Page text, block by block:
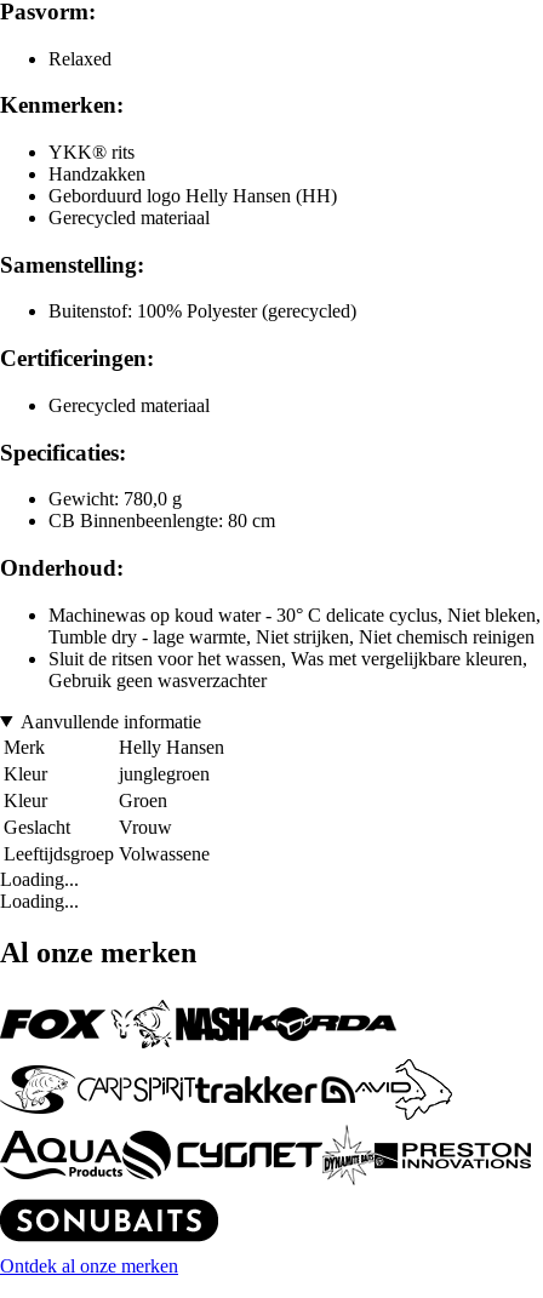
Pasvorm:
Relaxed
Kenmerken:
YKK® rits
Handzakken
Geborduurd logo Helly Hansen (HH)
Gerecycled materiaal
Samenstelling:
Buitenstof: 100% Polyester (gerecycled)
Certificeringen:
Gerecycled materiaal
Specificaties:
Gewicht: 780,0 g
CB Binnenbeenlengte: 80 cm
Onderhoud:
Machinewas op koud water - 30° C delicate cyclus, Niet bleken,
Tumble dry - lage warmte, Niet strijken, Niet chemisch reinigen
Sluit de ritsen voor het wassen, Was met vergelijkbare kleuren,
Gebruik geen wasverzachter
Aanvullende informatie
Merk
Helly Hansen
Kleur
junglegroen
Kleur
Groen
Geslacht
Vrouw
Leeftijdsgroep Volwassene
Loading...
Loading...
Al onze merken
Ontdek al onze merken